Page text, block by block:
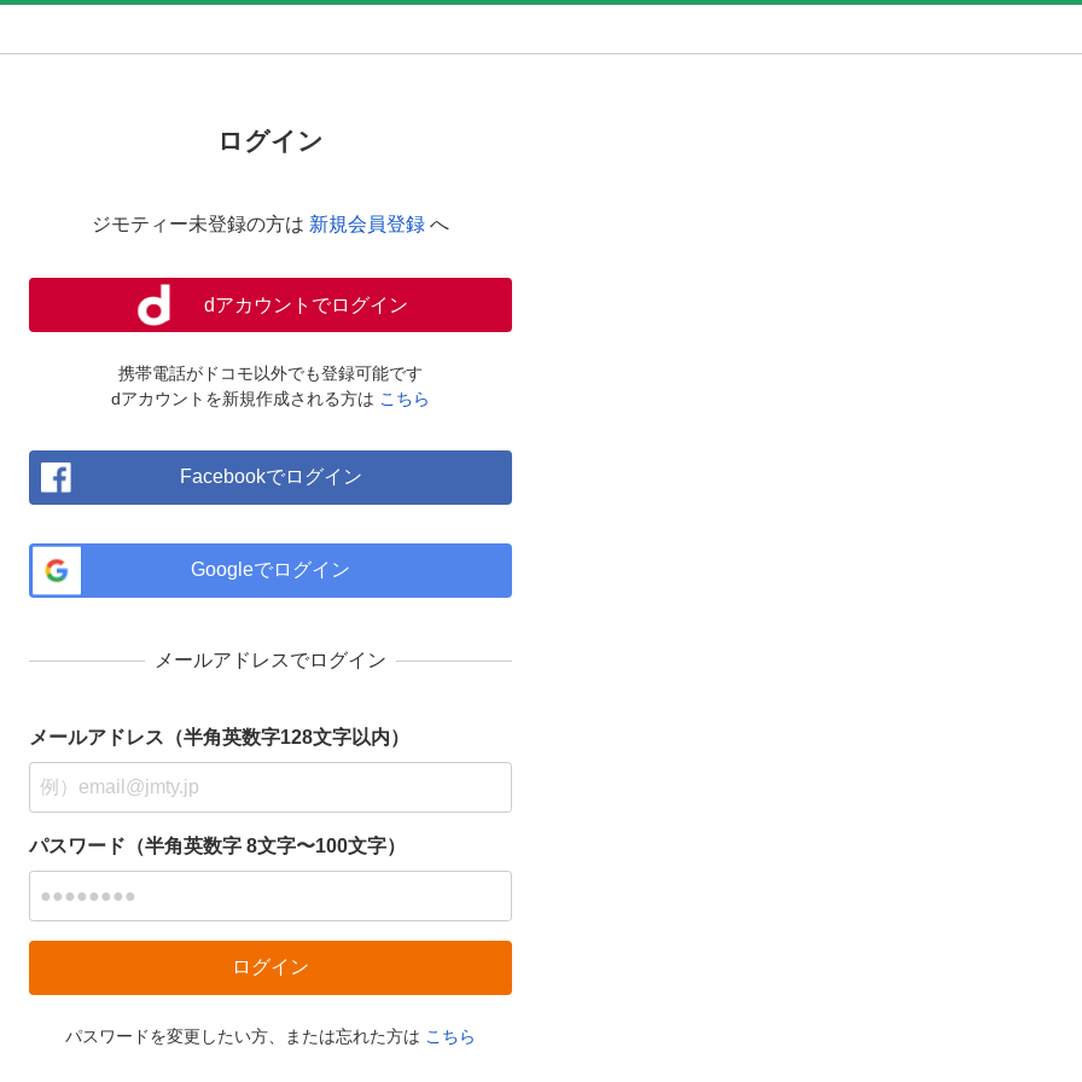
ログイン
ジモティー未登録の方は 新規会員登録 へ
dアカウントでログイン
携帯電話がドコモ以外でも登録可能です
dアカウントを新規作成される方は こちら
Facebookでログイン
Googleでログイン
メールアドレスでログイン
メールアドレス（半角英数字128文字以内）
パスワード（半角英数字 8文字〜100文字）
パスワードを変更したい方、または忘れた方は こちら